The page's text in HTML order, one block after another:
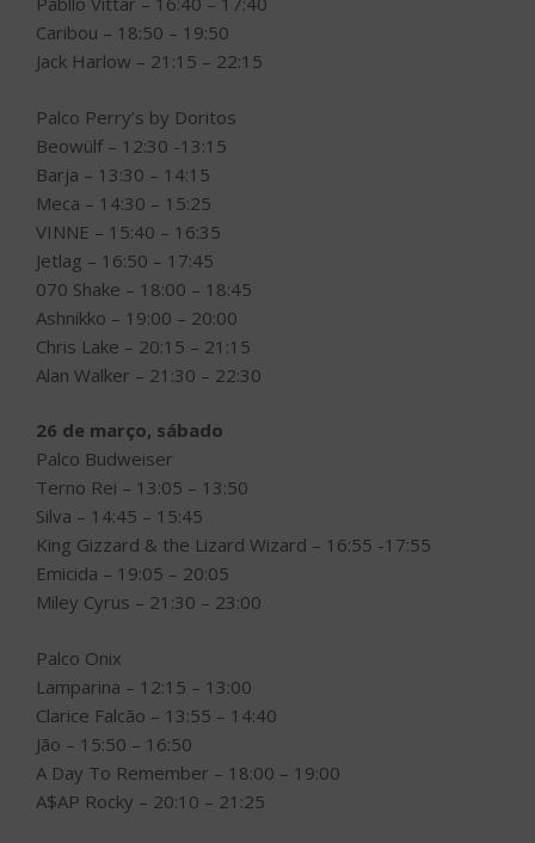
Caribou – 18:50 – 19:50
Jack Harlow – 21:15 – 22:15
Palco Perry’s by Doritos
Beowülf – 12:30 -13:15
Barja – 13:30 – 14:15
Meca – 14:30 – 15:25
VINNE – 15:40 – 16:35
Jetlag – 16:50 – 17:45
070 Shake – 18:00 – 18:45
Ashnikko – 19:00 – 20:00
Chris Lake – 20:15 – 21:15
Alan Walker – 21:30 – 22:30
26 de março, sábado
Palco Budweiser
Terno Rei – 13:05 – 13:50
Silva – 14:45 – 15:45
King Gizzard & the Lizard Wizard – 16:55 -17:55
Emicida – 19:05 – 20:05
Miley Cyrus – 21:30 – 23:00
Palco Onix
Lamparina – 12:15 – 13:00
Clarice Falcão – 13:55 – 14:40
Jão – 15:50 – 16:50
A Day To Remember – 18:00 – 19:00
A$AP Rocky – 20:10 – 21:25